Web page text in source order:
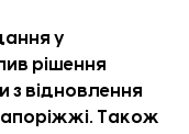
у
рішення
з відновлення
Також